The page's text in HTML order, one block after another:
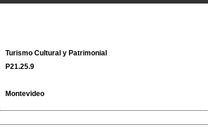
Turismo Cultural y Patrimonial
P21.25.9
Montevideo